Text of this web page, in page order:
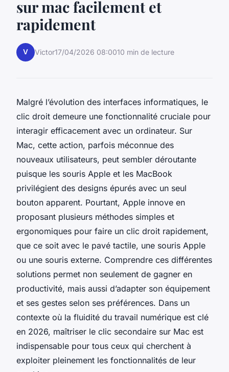
sur mac facilement et
rapidement
V Victor17/04/2026 08:0010 min de lecture
Malgré l’évolution des interfaces informatiques, le
clic droit demeure une fonctionnalité cruciale pour
interagir efficacement avec un ordinateur. Sur
Mac, cette action, parfois méconnue des
nouveaux utilisateurs, peut sembler déroutante
puisque les souris Apple et les MacBook
privilégient des designs épurés avec un seul
bouton apparent. Pourtant, Apple innove en
proposant plusieurs méthodes simples et
ergonomiques pour faire un clic droit rapidement,
que ce soit avec le pavé tactile, une souris Apple
ou une souris externe. Comprendre ces différentes
solutions permet non seulement de gagner en
productivité, mais aussi d’adapter son équipement
et ses gestes selon ses préférences. Dans un
contexte où la fluidité du travail numérique est clé
en 2026, maîtriser le clic secondaire sur Mac est
indispensable pour tous ceux qui cherchent à
exploiter pleinement les fonctionnalités de leur